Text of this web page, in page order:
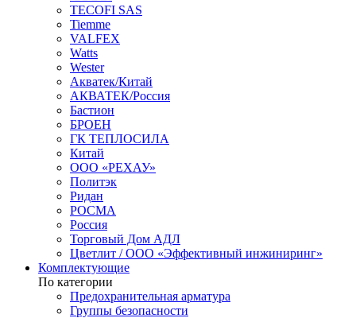
TECOFI SAS
Tiemme
VALFEX
Watts
Wester
Акватек/Китай
АКВАТЕК/Россия
Бастион
БРОЕН
ГК ТЕПЛОСИЛА
Китай
ООО «РЕХАУ»
Политэк
Ридан
РОСМА
Россия
Торговый Дом АДЛ
Цветлит / ООО «Эффективный инжиниринг»
Комплектующие
По категории
Предохранительная арматура
Группы безопасности